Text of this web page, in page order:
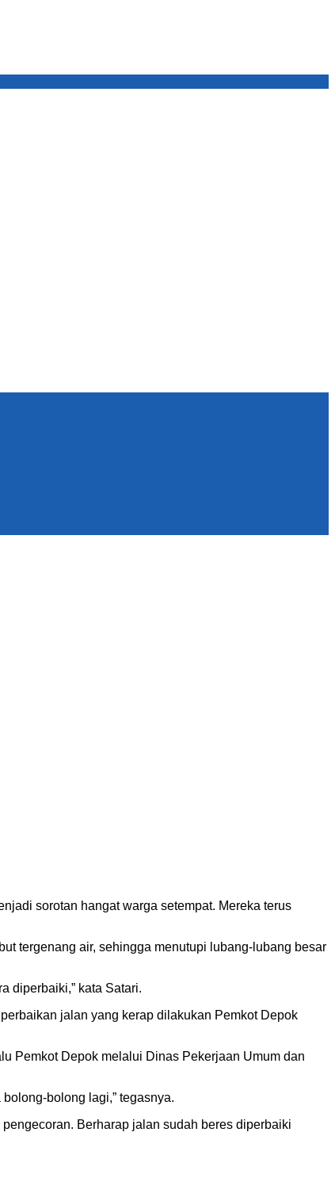
sorotan hangat warga setempat. Mereka terus
tergenang air, sehingga menutupi lubang-lubang besar
diperbaiki,” kata Satari.
jalan yang kerap dilakukan Pemkot Depok
Pemkot Depok melalui Dinas Pekerjaan Umum dan
bolong lagi,” tegasnya.
Berharap jalan sudah beres diperbaiki